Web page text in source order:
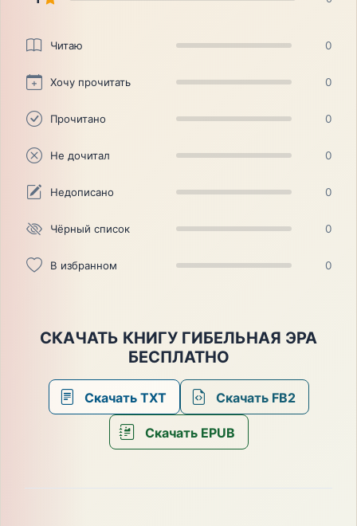
Читаю 0
Хочу прочитать 0
Прочитано 0
Не дочитал 0
Недописано 0
Чёрный список 0
В избранном 0
СКАЧАТЬ КНИГУ ГИБЕЛЬНАЯ ЭРА
БЕСПЛАТНО
Скачать TXT Скачать FB2
Скачать EPUB